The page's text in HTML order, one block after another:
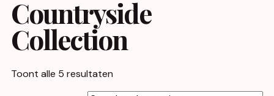
Countryside
Collection
Toont alle 5 resultaten